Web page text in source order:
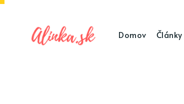
Domov Články